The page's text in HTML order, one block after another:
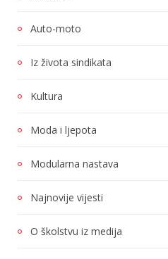
Auto-moto
Iz života sindikata
Kultura
Moda i ljepota
Modularna nastava
Najnovije vijesti
O školstvu iz medija